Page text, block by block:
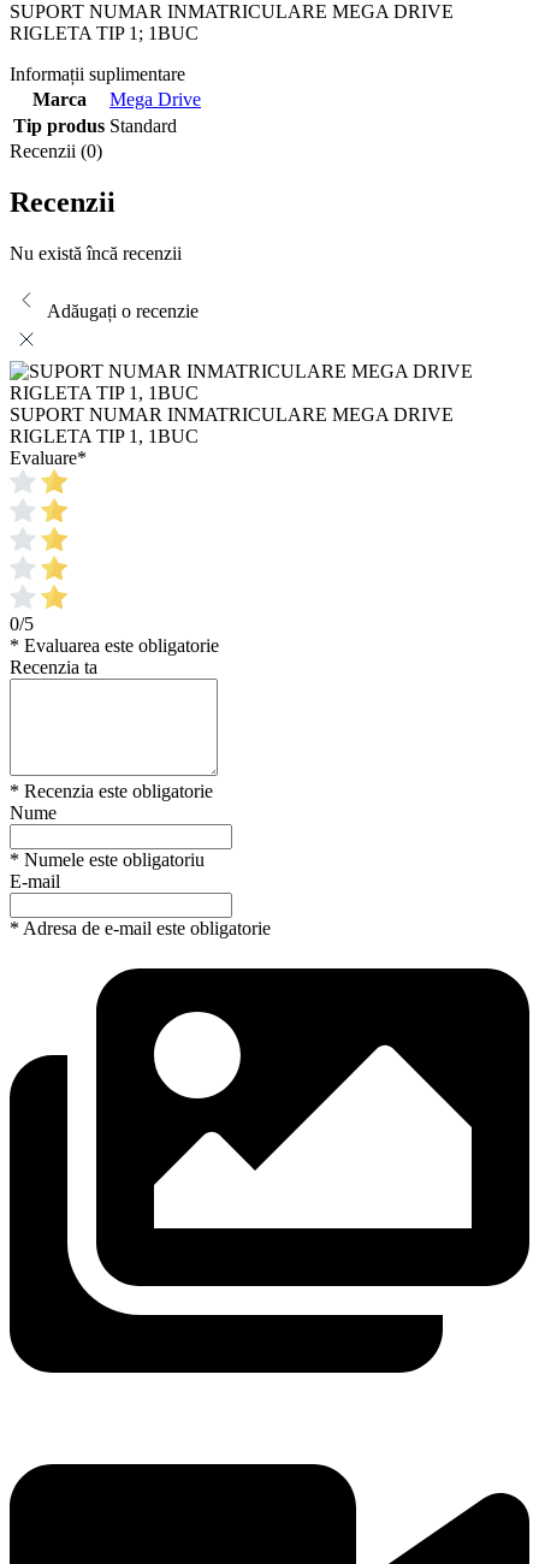
SUPORT NUMAR INMATRICULARE MEGA DRIVE
RIGLETA TIP 1; 1BUC
Informații suplimentare
Marca
Mega Drive
Tip produs Standard
Recenzii (0)
Recenzii
Nu există încă recenzii
Adăugați o recenzie
SUPORT NUMAR INMATRICULARE MEGA DRIVE
RIGLETA TIP 1, 1BUC
Evaluare*
0/5
* Evaluarea este obligatorie
Recenzia ta
* Recenzia este obligatorie
Nume
* Numele este obligatoriu
E-mail
* Adresa de e-mail este obligatorie